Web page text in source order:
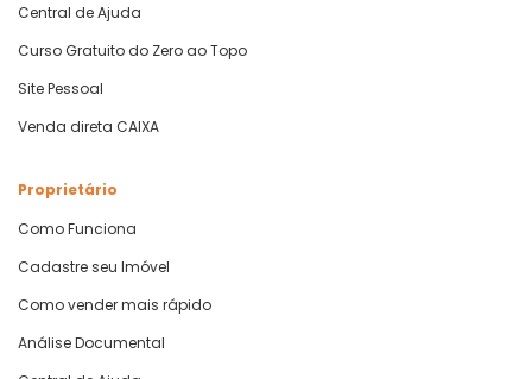
Central de Ajuda
Curso Gratuito do Zero ao Topo
Site Pessoal
Venda direta CAIXA
Proprietário
Como Funciona
Cadastre seu Imóvel
Como vender mais rápido
Análise Documental